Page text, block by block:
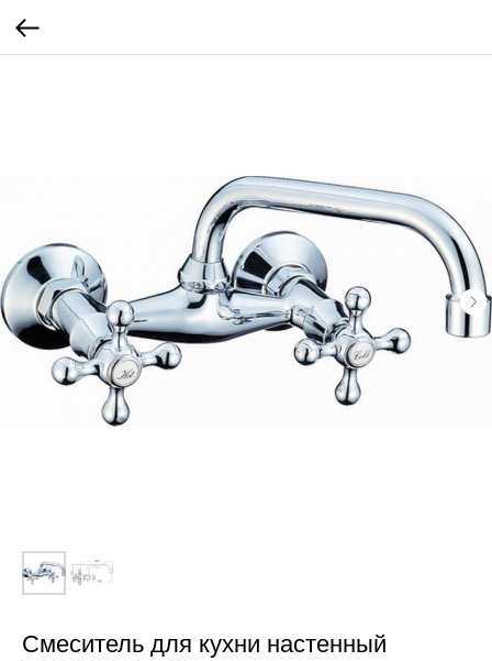
Смеситель для кухни настенный